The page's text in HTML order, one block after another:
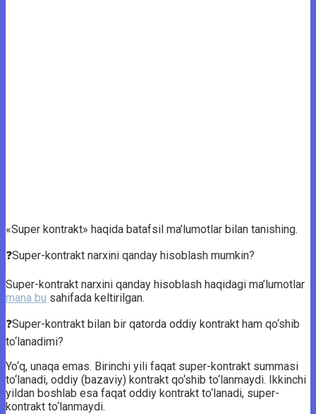
«Super kontrakt» haqida batafsil ma’lumotlar bilan tanishing.
❓Super-kontrakt narxini qanday hisoblash mumkin?
Super-kontrakt narxini qanday hisoblash haqidagi ma’lumotlar
mana bu sahifada keltirilgan.
❓Super-kontrakt bilan bir qatorda oddiy kontrakt ham qo‘shib
to‘lanadimi?
Yo‘q, unaqa emas. Birinchi yili faqat super-kontrakt summasi
to‘lanadi, oddiy (bazaviy) kontrakt qo‘shib to‘lanmaydi. Ikkinchi
yildan boshlab esa faqat oddiy kontrakt to‘lanadi, super-
kontrakt to‘lanmaydi.